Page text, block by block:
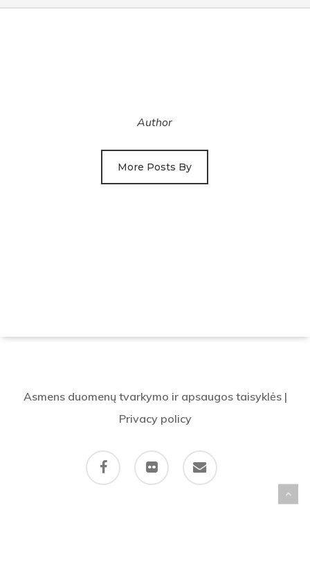
Author
More Posts By
Asmens duomenų tvarkymo ir apsaugos taisyklės|
Privacy policy
facebook flickr email